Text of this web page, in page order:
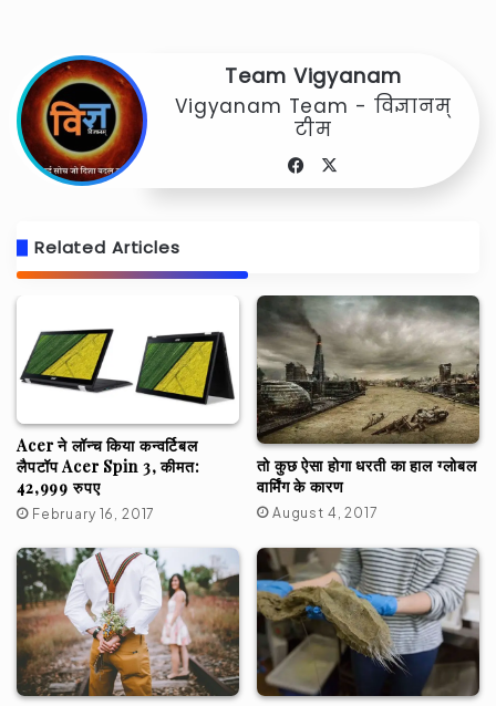
Team Vigyanam
Vigyanam Team - विज्ञानम्
टीम
Facebook
Related Articles
Acer ने लॉन्च किया कन्वर्टिबल
लैपटॉप Acer Spin 3, कीमत:
42,999 रुपए
February 16, 2017
तो कुछ ऐसा होगा धरती का हाल ग्लोबल
वार्मिंग के कारण
August 4, 2017